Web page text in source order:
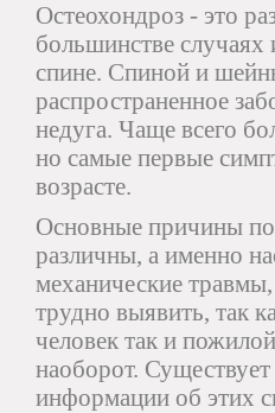
Остеохондроз - это
большинстве случаях
спине. Спиной и
распространенное
недуга. Чаще всего
но самые первые
возрасте.
Основные причины
различны, а именно
механические
трудно выявить, так
человек так и
наоборот.
информации об этих